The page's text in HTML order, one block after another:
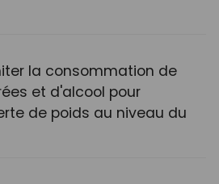
la consommation de
et d'alcool pour
de poids au niveau du